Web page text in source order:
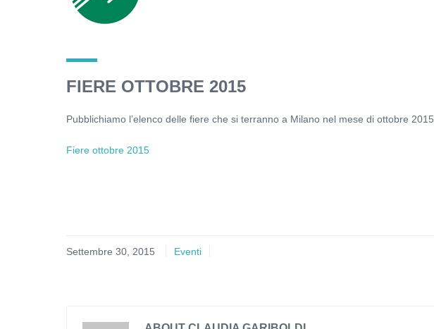
FIERE OTTOBRE 2015
Pubblichiamo l’elenco delle fiere che si terranno a Milano nel mese di ottobre 2015.
Fiere ottobre 2015
Settembre 30, 2015 Eventi